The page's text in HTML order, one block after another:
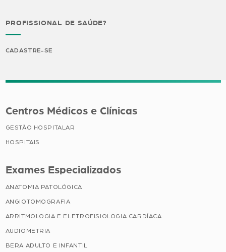
PROFISSIONAL DE SAÚDE?
CADASTRE-SE
Centros Médicos e Clínicas
GESTÃO HOSPITALAR
HOSPITAIS
Exames Especializados
ANATOMIA PATOLÓGICA
ANGIOTOMOGRAFIA
ARRITMOLOGIA E ELETROFISIOLOGIA CARDÍACA
AUDIOMETRIA
BERA ADULTO E INFANTIL